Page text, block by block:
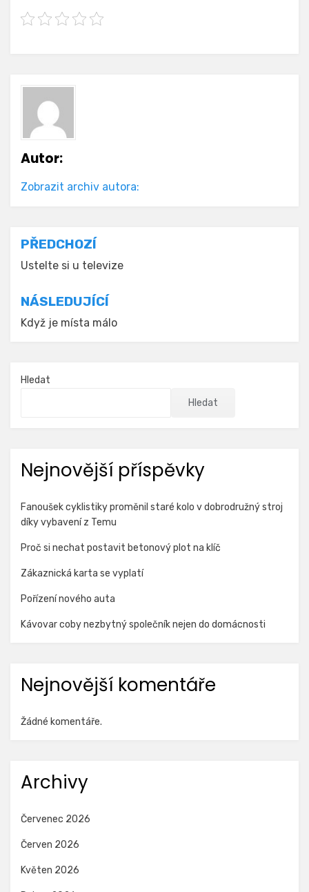
Autor:
Zobrazit archiv autora:
Navigace
pro
příspěvek
PŘEDCHOZÍ
Ustelte si u televize
NÁSLEDUJÍCÍ
Když je místa málo
Hledat
Hledat
Nejnovější příspěvky
Fanoušek cyklistiky proměnil staré kolo v dobrodružný stroj
díky vybavení z Temu
Proč si nechat postavit betonový plot na klíč
Zákaznická karta se vyplatí
Pořízení nového auta
Kávovar coby nezbytný společník nejen do domácnosti
Nejnovější komentáře
Žádné komentáře.
Archivy
Červenec 2026
Červen 2026
Květen 2026